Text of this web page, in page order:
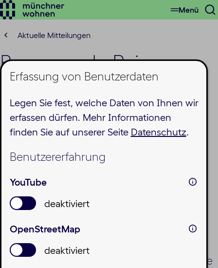
Erfassung von Benutzerdaten
Legen Sie fest, welche Daten von Ihnen wir
erfassen dürfen. Mehr Informationen
finden Sie auf unserer Seite Datenschutz.
Benutzererfahrung
YouTube
deaktiviert
OpenStreetMap
deaktiviert
Zum
springen
Menü
Aktuelle Mitteilungen
Bewegende Reise:
Azubis der Münchner
Wohnen gedenken
ehemaliger
Mieter*innen in Litauen
Donnerstag, 20.11.2025
Seit mehreren Jahren recherchieren die
Azubis der Münchner Wohnen die
Lebensläufe ehemaliger Mieter*innen, die